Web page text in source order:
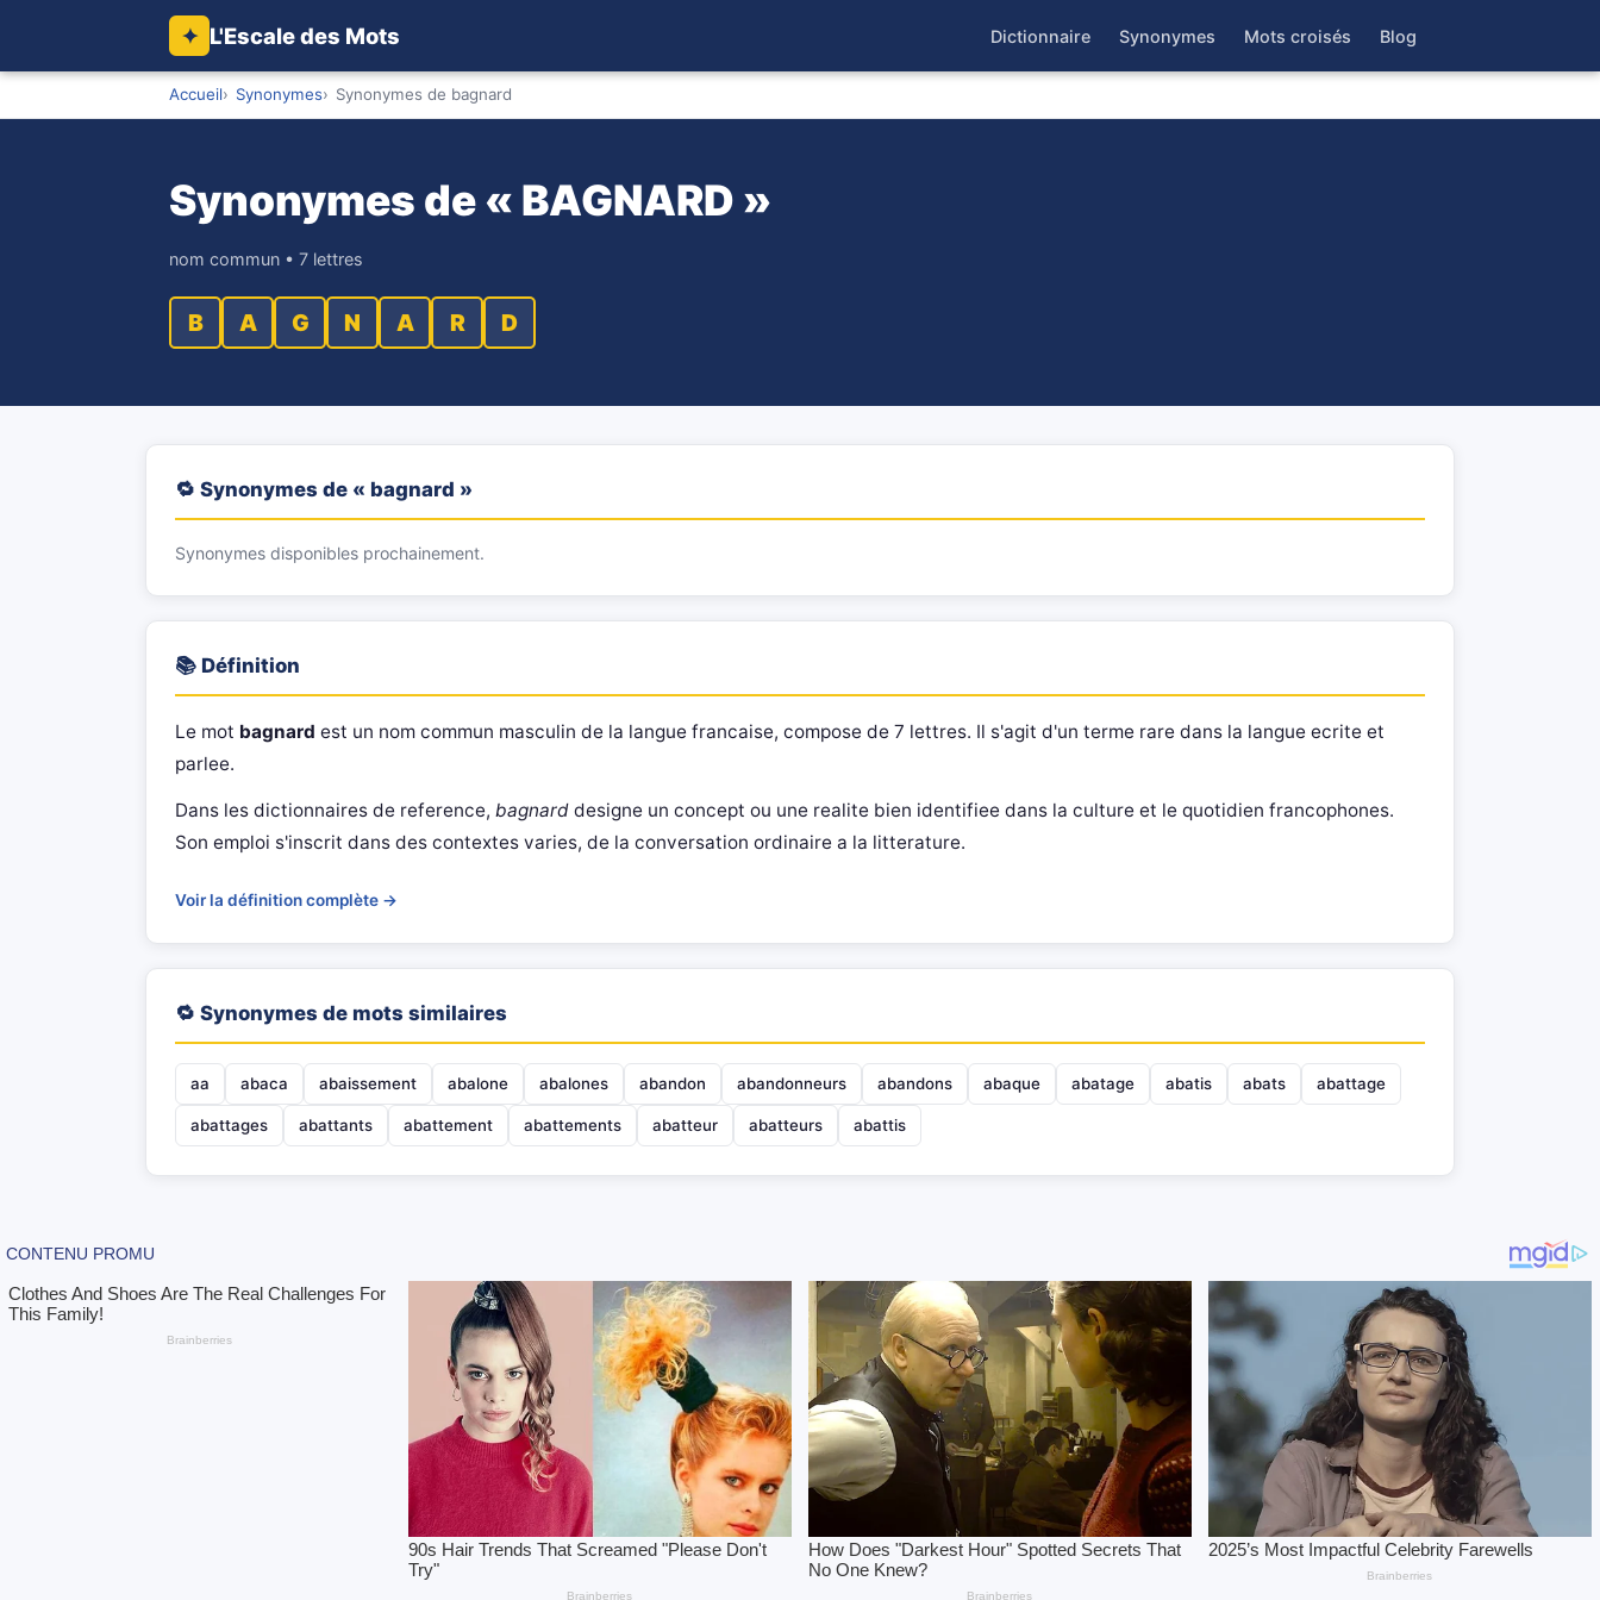
✦ L'Escale des Mots Dictionnaire Synonymes Mots croisés Blog
Accueil Synonymes Synonymes de bagnard
Synonymes de « BAGNARD »
nom commun • 7 lettres
B A G N A R D
🔁 Synonymes de « bagnard »
Synonymes disponibles prochainement.
📚 Définition
Le mot bagnard est un nom commun masculin de la langue francaise, compose de 7 lettres. Il s'agit d'un terme rare dans la langue ecrite et
parlee.
Dans les dictionnaires de reference, bagnard designe un concept ou une realite bien identifiee dans la culture et le quotidien francophones.
Son emploi s'inscrit dans des contextes varies, de la conversation ordinaire a la litterature.
Voir la définition complète →
🔁 Synonymes de mots similaires
aa abaca abaissement abalone abalones abandon abandonneurs abandons abaque abatage abatis abats abattage
abattages abattants abattement abattements abatteur abatteurs abattis